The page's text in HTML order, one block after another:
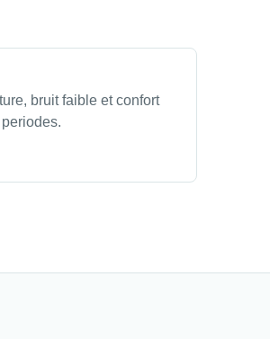
bruit faible et confort